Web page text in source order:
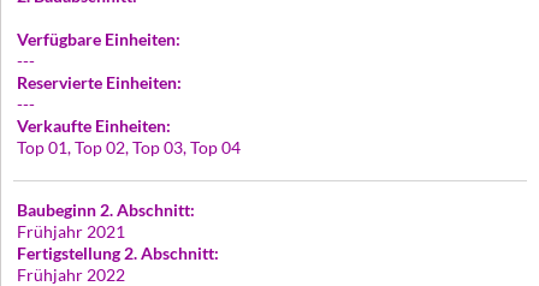
Verfügbare Einheiten:
---
Reservierte Einheiten:
---
Verkaufte Einheiten:
Top 01, Top 02, Top 03, Top 04
Baubeginn 2. Abschnitt:
Frühjahr 2021
Fertigstellung 2. Abschnitt:
Frühjahr 2022